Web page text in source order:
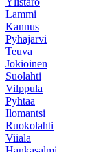
Lammi
Kannus
Pyhajarvi
Teuva
Jokioinen
Suolahti
Vilppula
Pyhtaa
Ilomantsi
Ruokolahti
Viiala